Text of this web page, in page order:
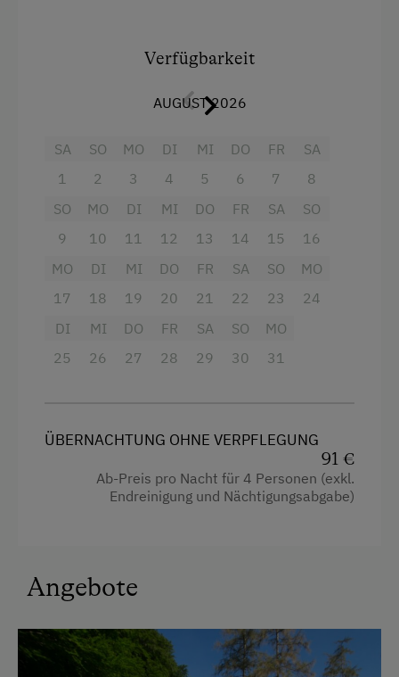
Nichtraucherobjekt.
Zur Ausstattung gehören ein Doppelbettzimmer
mit Balkon, ein Kinderzimmer mit zwei
Essecke, Ecksofa, Geschirrspüler und TV. Der
südseitige Balkon mit Blick auf den Kasberg
macht diese Wohnung besonders beliebt.
Der Zugang erfolgt über einen eigenen Eingang
vom Parkplatz hinter dem Haus. Ein Vorhaus
das Almtal
Backofen
Fernseher
Handtücher
Verfügbarkeit
AUGUST 2026
SA
1
SO
2
MO
3
DI
4
MI
5
DO
6
FR
7
SA
8
SO
9
MO
10
DI
11
MI
12
DO
13
FR
14
SA
15
SO
16
MO
17
DI
18
MI
19
DO
20
FR
21
SA
22
SO
23
MO
24
DI
25
MI
26
DO
27
FR
28
SA
29
SO
30
MO
31
ÜBERNACHTUNG OHNE VERPFLEGUNG
91 €
Ab-Preis pro Nacht für 4 Personen (exkl.
Endreinigung und Nächtigungsabgabe)
Angebote